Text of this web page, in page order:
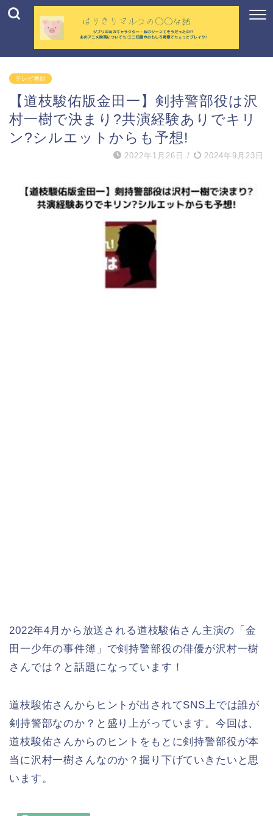
テレビ番組
【道枝駿佑版金田一】剣持警部役は沢
村一樹で決まり?共演経験ありでキリ
ン?シルエットからも予想!
2022年1月26日 / 2024年9月23日
2022年4月から放送される道枝駿佑さん主演の「金
田一少年の事件簿」で剣持警部役の俳優が沢村一樹
さんでは？と話題になっています！
道枝駿佑さんからヒントが出されてSNS上では誰が
剣持警部なのか？と盛り上がっています。今回は、
道枝駿佑さんからのヒントをもとに剣持警部役が本
当に沢村一樹さんなのか？掘り下げていきたいと思
います。